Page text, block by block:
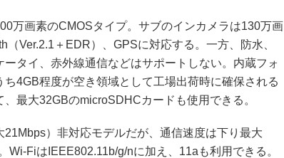
万画素のCMOSタイプ。サブのインカメラは130万画
Ver.2.1＋EDR）、GPSに対応する。一方、防水、
ータイ、赤外線通信などはサポートしない。内蔵フォ
ち4GB程度が空き領域として工場出荷時に確保される
最大32GBのmicroSDHCカードも使用できる。
）非対応モデルだが、通信速度は下り最大
Wi-FiはIEEE802.11b/g/nに加え、11aも利用できる。